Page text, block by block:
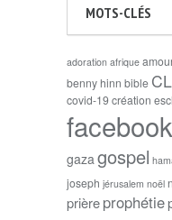
MOTS-CLÉS
adoration afrique
benny hinn bible
covid-19création
gazagospel
joseph jérusalem noël
prièreprophétie